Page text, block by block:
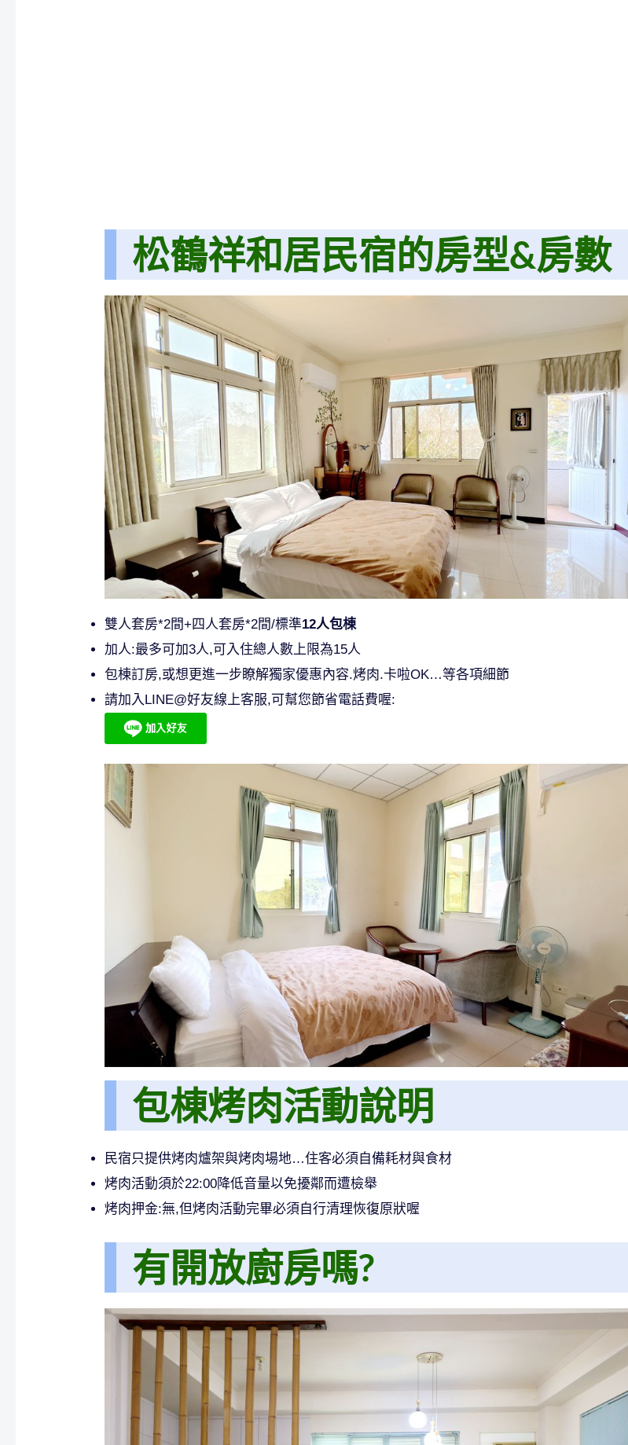
松鶴祥和居民宿的房型&房數
雙人套房*2間+四人套房*2間/標準12人包棟
加人:最多可加3人,可入住總人數上限為15人
包棟訂房,或想更進一步瞭解獨家優惠內容.烤肉.卡啦OK…等各項細節
請加入LINE@好友線上客服,可幫您節省電話費喔:
包棟烤肉活動說明
民宿只提供烤肉爐架與烤肉場地…住客必須自備耗材與食材
烤肉活動須於22:00降低音量以免擾鄰而遭檢舉
烤肉押金:無,但烤肉活動完畢必須自行清理恢復原狀喔
有開放廚房嗎?